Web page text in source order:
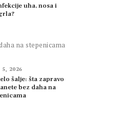
uha, nosa i
5, 2026
šalje: šta zapravo
bez daha na